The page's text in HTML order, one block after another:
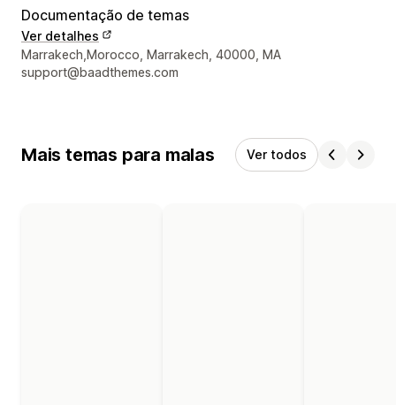
Documentação de temas
Ver detalhes
Detalhes de contacto do designer
Marrakech,Morocco, Marrakech, 40000, MA
support@baadthemes.com
Mais temas para malas Ver todos